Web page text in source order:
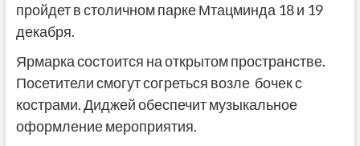
пройдет в столичном парке Мтацминда 18 и 19
декабря.
Ярмарка состоится на открытом пространстве.
Посетители смогут согреться возле бочек с
кострами. Диджей обеспечит музыкальное
оформление мероприятия.